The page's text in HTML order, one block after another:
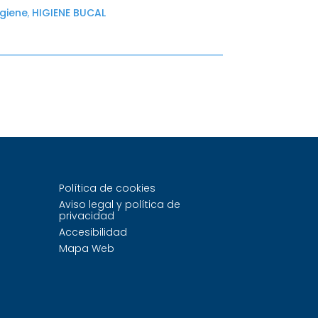
, HIGIENE BUCAL
Política de cookies
Aviso legal y política de
privacidad
Accesibilidad
Mapa Web